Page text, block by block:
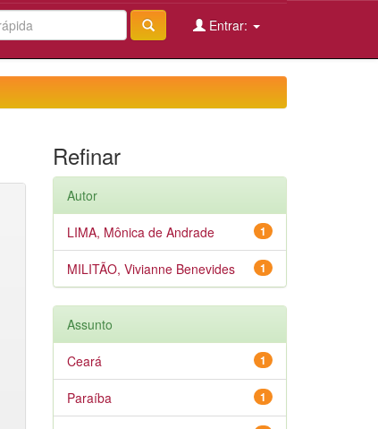
Entrar:
Refinar
Autor
1
LIMA, Mônica de Andrade
1
MILITÃO, Vivianne Benevides
Assunto
1
Ceará
1
Paraíba